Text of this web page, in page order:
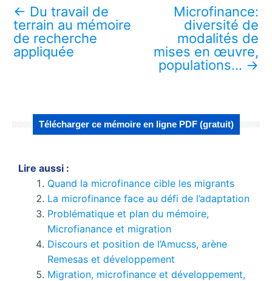
← Du travail de
terrain au mémoire
de recherche
appliquée
Microfinance:
diversité de
modalités de
mises en œuvre,
populations… →
Télécharger ce mémoire en ligne PDF (gratuit)
Lire aussi :
Quand la microfinance cible les migrants
La microfinance face au défi de l’adaptation
Problématique et plan du mémoire,
Microfianance et migration
Discours et position de l’Amucss, arène
Remesas et développement
Migration, microfinance et développement,